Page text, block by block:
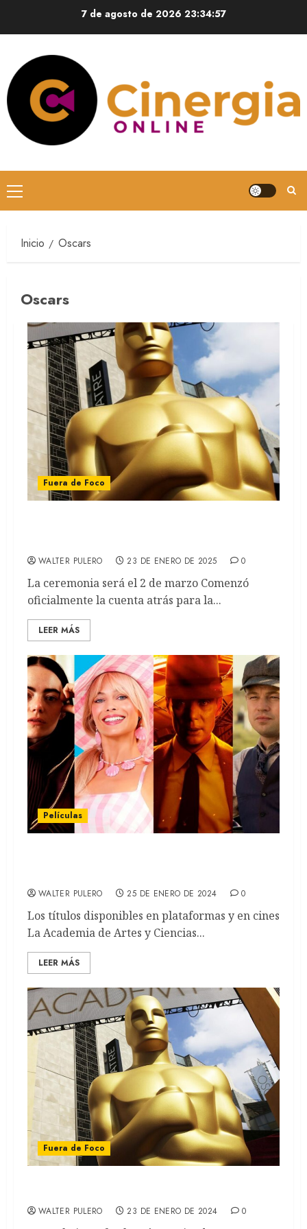
7 de agosto de 2026 23:34:58
Inicio Oscars
Oscars
Fuera de Foco
WALTER PULERO 23 DE ENERO DE 2025 0
La ceremonia será el 2 de marzo Comenzó
oficialmente la cuenta atrás para la...
LEER MÁS
Películas
WALTER PULERO 25 DE ENERO DE 2024 0
Los títulos disponibles en plataformas y en cines
La Academia de Artes y Ciencias...
LEER MÁS
Fuera de Foco
WALTER PULERO 23 DE ENERO DE 2024 0